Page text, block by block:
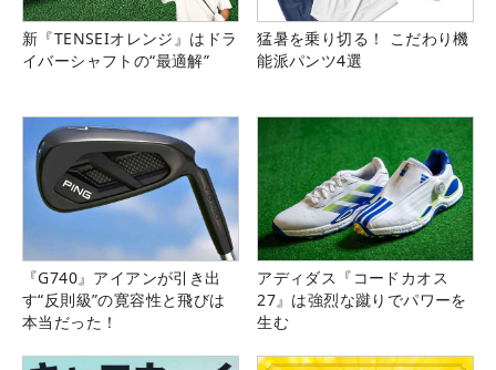
新『TENSEIオレンジ』はドラ
イバーシャフトの“最適解”
猛暑を乗り切る！ こだわり機
能派パンツ4選
『G740』アイアンが引き出
す“反則級”の寛容性と飛びは
本当だった！
アディダス『コードカオス
27』は強烈な蹴りでパワーを
生む